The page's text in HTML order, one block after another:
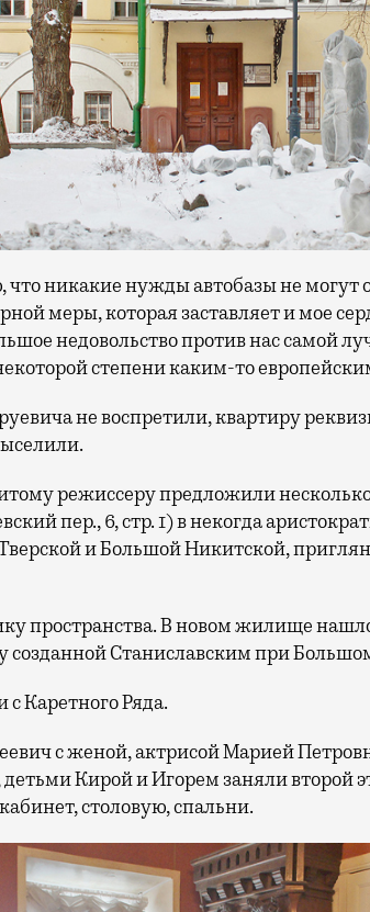
никакие нужды автобазы не могут
меры, которая заставляет и мое
недовольство против нас самой
степени каким-то
не воспретили, квартиру
режиссеру предложили
пер., 6, стр. 1) в некогда
и Большой Никитской,
пространства. В новом жилище
созданной Станиславским при
Каретного Ряда.
с женой, актрисой Марией
Кирой и Игорем заняли второй
столовую, спальни.